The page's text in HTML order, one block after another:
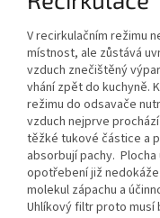
V recirkulačním režimu
místnost, ale zůstává
vzduch znečištěný
vhání zpět do kuchyně.
režimu do odsavače
vzduch nejprve
těžké tukové částice a
absorbují pachy.
opotřebení již
molekul zápachu a
Uhlíkový filtr proto musí